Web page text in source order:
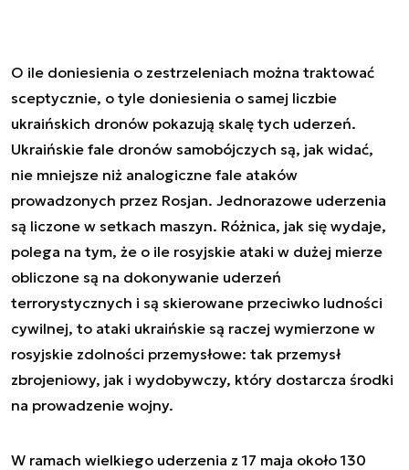
O ile doniesienia o zestrzeleniach można traktować
sceptycznie, o tyle doniesienia o samej liczbie
ukraińskich dronów pokazują skalę tych uderzeń.
Ukraińskie fale dronów samobójczych są, jak widać,
nie mniejsze niż analogiczne fale ataków
prowadzonych przez Rosjan. Jednorazowe uderzenia
są liczone w setkach maszyn. Różnica, jak się wydaje,
polega na tym, że o ile rosyjskie ataki w dużej mierze
obliczone są na dokonywanie uderzeń
terrorystycznych i są skierowane przeciwko ludności
cywilnej, to ataki ukraińskie są raczej wymierzone w
rosyjskie zdolności przemysłowe: tak przemysł
zbrojeniowy, jak i wydobywczy, który dostarcza środki
na prowadzenie wojny.
W ramach wielkiego uderzenia z 17 maja około 130